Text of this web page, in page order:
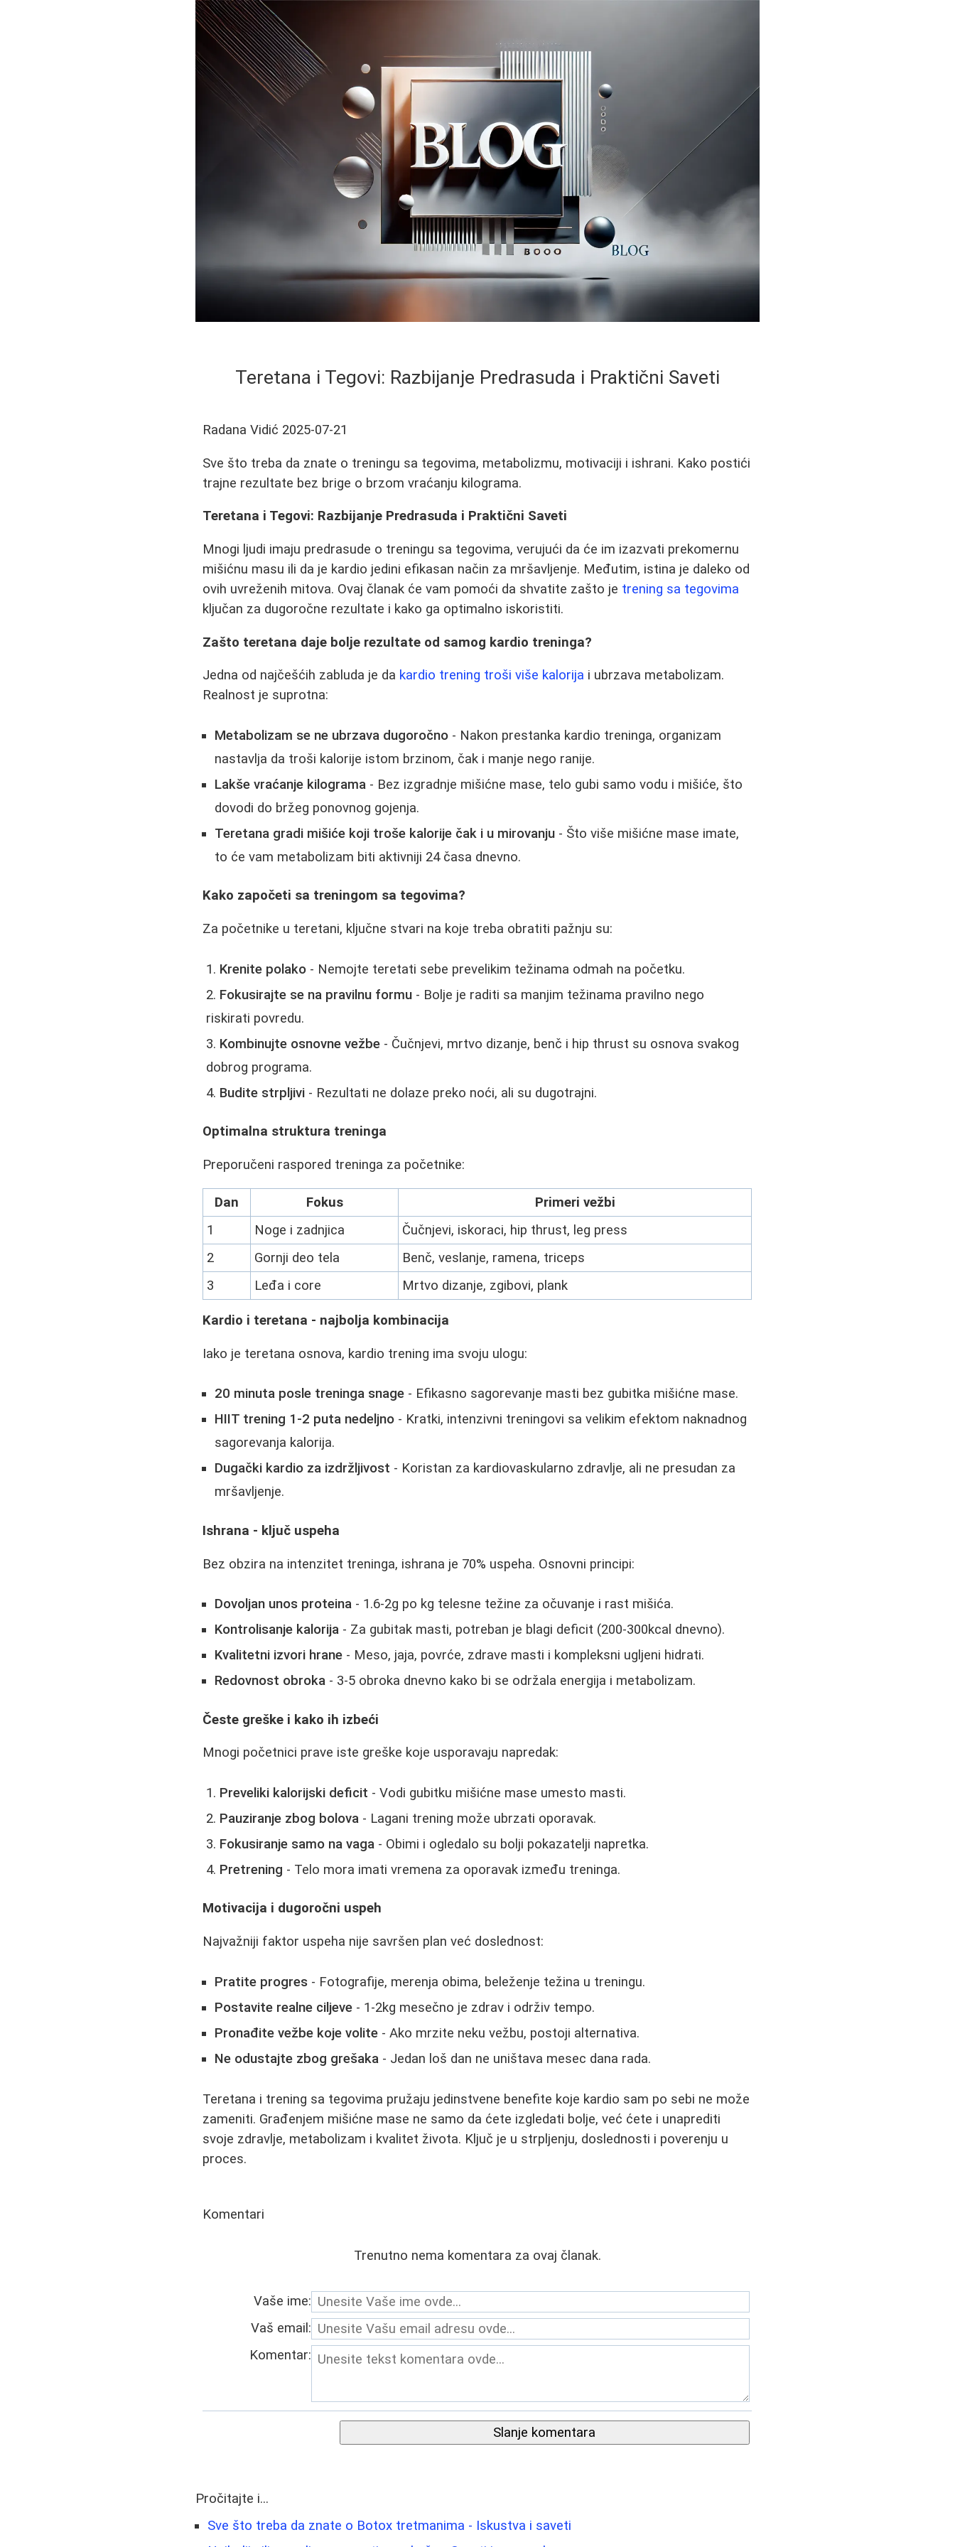
Teretana i Tegovi: Razbijanje Predrasuda i Praktični Saveti
Radana Vidić 2025-07-21
Sve što treba da znate o treningu sa tegovima, metabolizmu, motivaciji i ishrani. Kako postići
trajne rezultate bez brige o brzom vraćanju kilograma.
Teretana i Tegovi: Razbijanje Predrasuda i Praktični Saveti
Mnogi ljudi imaju predrasude o treningu sa tegovima, verujući da će im izazvati prekomernu
mišićnu masu ili da je kardio jedini efikasan način za mršavljenje. Međutim, istina je daleko od
ovih uvreženih mitova. Ovaj članak će vam pomoći da shvatite zašto je trening sa tegovima
ključan za dugoročne rezultate i kako ga optimalno iskoristiti.
Zašto teretana daje bolje rezultate od samog kardio treninga?
Jedna od najčešćih zabluda je da kardio trening troši više kalorija i ubrzava metabolizam.
Realnost je suprotna:
Metabolizam se ne ubrzava dugoročno - Nakon prestanka kardio treninga, organizam
nastavlja da troši kalorije istom brzinom, čak i manje nego ranije.
Lakše vraćanje kilograma - Bez izgradnje mišićne mase, telo gubi samo vodu i mišiće, što
dovodi do bržeg ponovnog gojenja.
Teretana gradi mišiće koji troše kalorije čak i u mirovanju - Što više mišićne mase imate,
to će vam metabolizam biti aktivniji 24 časa dnevno.
Kako započeti sa treningom sa tegovima?
Za početnike u teretani, ključne stvari na koje treba obratiti pažnju su:
Krenite polako - Nemojte teretati sebe prevelikim težinama odmah na početku.
Fokusirajte se na pravilnu formu - Bolje je raditi sa manjim težinama pravilno nego
riskirati povredu.
Kombinujte osnovne vežbe - Čučnjevi, mrtvo dizanje, benč i hip thrust su osnova svakog
dobrog programa.
Budite strpljivi - Rezultati ne dolaze preko noći, ali su dugotrajni.
Optimalna struktura treninga
Preporučeni raspored treninga za početnike:
Dan Fokus
Primeri vežbi
1
Noge i zadnjica
Čučnjevi, iskoraci, hip thrust, leg press
2
Gornji deo tela
Benč, veslanje, ramena, triceps
3
Leđa i core Mrtvo dizanje, zgibovi, plank
Kardio i teretana - najbolja kombinacija
Iako je teretana osnova, kardio trening ima svoju ulogu:
20 minuta posle treninga snage - Efikasno sagorevanje masti bez gubitka mišićne mase.
HIIT trening 1-2 puta nedeljno - Kratki, intenzivni treningovi sa velikim efektom naknadnog
sagorevanja kalorija.
Dugački kardio za izdržljivost - Koristan za kardiovaskularno zdravlje, ali ne presudan za
mršavljenje.
Ishrana - ključ uspeha
Bez obzira na intenzitet treninga, ishrana je 70% uspeha. Osnovni principi:
Dovoljan unos proteina - 1.6-2g po kg telesne težine za očuvanje i rast mišića.
Kontrolisanje kalorija - Za gubitak masti, potreban je blagi deficit (200-300kcal dnevno).
Kvalitetni izvori hrane - Meso, jaja, povrće, zdrave masti i kompleksni ugljeni hidrati.
Redovnost obroka - 3-5 obroka dnevno kako bi se održala energija i metabolizam.
Česte greške i kako ih izbeći
Mnogi početnici prave iste greške koje usporavaju napredak:
Preveliki kalorijski deficit - Vodi gubitku mišićne mase umesto masti.
Pauziranje zbog bolova - Lagani trening može ubrzati oporavak.
Fokusiranje samo na vaga - Obimi i ogledalo su bolji pokazatelji napretka.
Pretrening - Telo mora imati vremena za oporavak između treninga.
Motivacija i dugoročni uspeh
Najvažniji faktor uspeha nije savršen plan već doslednost:
Pratite progres - Fotografije, merenja obima, beleženje težina u treningu.
Postavite realne ciljeve - 1-2kg mesečno je zdrav i održiv tempo.
Pronađite vežbe koje volite - Ako mrzite neku vežbu, postoji alternativa.
Ne odustajte zbog grešaka - Jedan loš dan ne uništava mesec dana rada.
Teretana i trening sa tegovima pružaju jedinstvene benefite koje kardio sam po sebi ne može
zameniti. Građenjem mišićne mase ne samo da ćete izgledati bolje, već ćete i unaprediti
svoje zdravlje, metabolizam i kvalitet života. Ključ je u strpljenju, doslednosti i poverenju u
proces.
Komentari
Trenutno nema komentara za ovaj članak.
Vaše ime:
Vaš email:
Komentar:
Slanje komentara
Pročitajte i...
Sve što treba da znate o Botox tretmanima - Iskustva i saveti